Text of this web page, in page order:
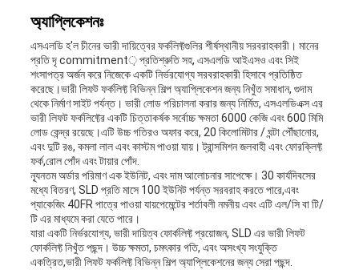
অ্যাপ্লিকেশনঃ
এসএলডি হ'ল চীনের ভারী দায়িত্বের ফর্কলিফ্টগুলির শীর্ষস্থানীয় সরবরাহকারী। মানের
প্রতি দৃ commitment় প্রতিশ্রুতি সহ, এসএলডি আইএসও এবং সিই
শংসাপত্র অর্জন করে নিজেকে একটি নির্ভরযোগ্য সরবরাহকারী হিসাবে প্রতিষ্ঠিত
করেছে।ভারী লিফট ফর্কলিফ্ট বিভিন্ন শিল্প অ্যাপ্লিকেশন জন্য নিখুঁত সমাধান, গুদাম
থেকে নির্মাণ সাইট পর্যন্ত। ভারী লোড পরিচালনা করার জন্য নির্মিত, এসএলডিএক্স এর
ভারী লিফট ফর্কলিফ্টের একটি চিত্তাকর্ষক সর্বোচ্চ ক্ষমতা 6000 কেজি এবং 600 মিমি
লোড কেন্দ্র রয়েছে।এটি উচ্চ গতিরও অফার করে, 20 কিলোমিটার / ঘন্টা পৌঁছানোর,
এবং দুটি রঙ, কমলা লাল এবং কাস্টম পাওয়া যায়। ট্রান্সমিশন জলবাহী এবং ফোরক্লিফ্ট
ফর্ক,রোল পোঁদ এবং টায়ার পোঁদ.
ন্যূনতম অর্ডার পরিমাণ এক ইউনিট, এবং দাম আলোচনার সাপেক্ষে। 30 কার্যদিবসের
মধ্যে বিতরণ, SLD প্রতি মাসে 100 ইউনিট পর্যন্ত সরবরাহ করতে পারে,এবং
প্যাকেজিং 40FR পাত্রে পাওয়া যায়পেমেন্টের শর্তাবলী নমনীয় এবং এটি এল/সি বা টি/
টি এর মাধ্যমে করা যেতে পারে।
যারা একটি নির্ভরযোগ্য, ভারী দায়িত্ব ফোর্কলিফ্ট প্রয়োজন, SLD এর ভারী লিফট
ফোর্কলিফ্ট নিখুঁত পছন্দ। উচ্চ ক্ষমতা, চমৎকার গতি, এবং অসংখ্য সংযুক্তি
একত্রিত,ভারী লিফট ফর্কলিফ্ট বিভিন্ন শিল্প অ্যাপ্লিকেশনের জন্য সেরা পছন্দ.